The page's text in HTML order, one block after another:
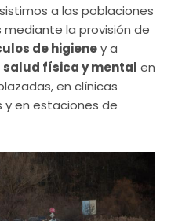
a las poblaciones
mediante la provisión de
de higieney a
salud física y mental en
en clínicas
y en estaciones de